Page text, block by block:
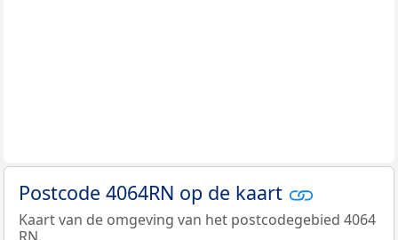
Postcode 4064RN op de kaart
Kaart van de omgeving van het postcodegebied 4064